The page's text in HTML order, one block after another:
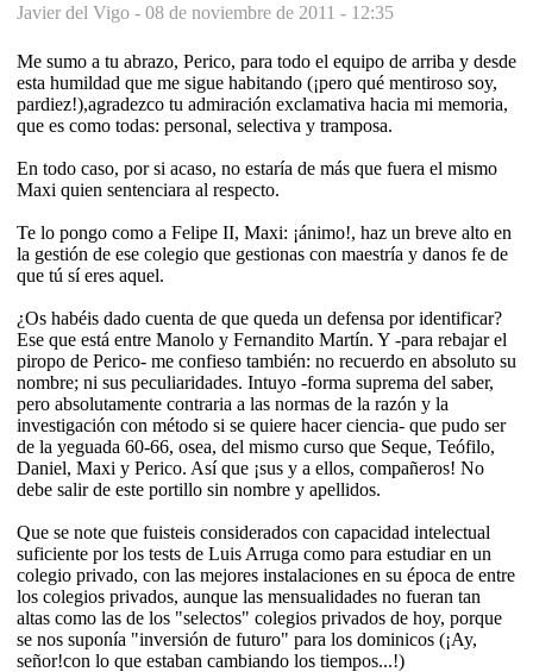
Javier del Vigo - 08 de noviembre de 2011 - 12:35
Me sumo a tu abrazo, Perico, para todo el equipo de arriba y desde
esta humildad que me sigue habitando (¡pero qué mentiroso soy,
pardiez!),agradezco tu admiración exclamativa hacia mi memoria,
que es como todas: personal, selectiva y tramposa.
En todo caso, por si acaso, no estaría de más que fuera el mismo
Maxi quien sentenciara al respecto.
Te lo pongo como a Felipe II, Maxi: ¡ánimo!, haz un breve alto en
la gestión de ese colegio que gestionas con maestría y danos fe de
que tú sí eres aquel.
¿Os habéis dado cuenta de que queda un defensa por identificar?
Ese que está entre Manolo y Fernandito Martín. Y -para rebajar el
piropo de Perico- me confieso también: no recuerdo en absoluto su
nombre; ni sus peculiaridades. Intuyo -forma suprema del saber,
pero absolutamente contraria a las normas de la razón y la
investigación con método si se quiere hacer ciencia- que pudo ser
de la yeguada 60-66, osea, del mismo curso que Seque, Teófilo,
Daniel, Maxi y Perico. Así que ¡sus y a ellos, compañeros! No
debe salir de este portillo sin nombre y apellidos.
Que se note que fuisteis considerados con capacidad intelectual
suficiente por los tests de Luis Arruga como para estudiar en un
colegio privado, con las mejores instalaciones en su época de entre
los colegios privados, aunque las mensualidades no fueran tan
altas como las de los "selectos" colegios privados de hoy, porque
se nos suponía "inversión de futuro" para los dominicos (¡Ay,
señor!con lo que estaban cambiando los tiempos...!)